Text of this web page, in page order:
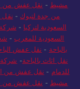
مشيط - نقل عفش من
من جدة لتبوك -
السعودية لتركيا -
السعودية للمغرب -
بالباحة - نقل عفش
نقل اثاث بالباحة-
للدمام - نقل عفش من
مشيط - نقل عفش من